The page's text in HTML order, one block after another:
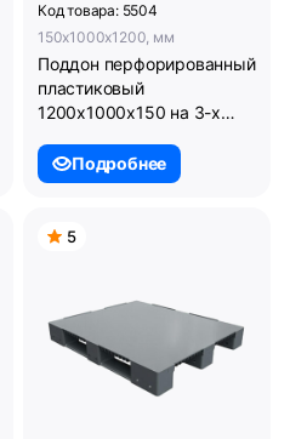
Код товара: 5504
150x1000x1200, мм
Поддон перфорированный
пластиковый
1200х1000х150 на 3-х
одной трубой.
(02.114.91.PEF.T10Х)
Подробнее
5